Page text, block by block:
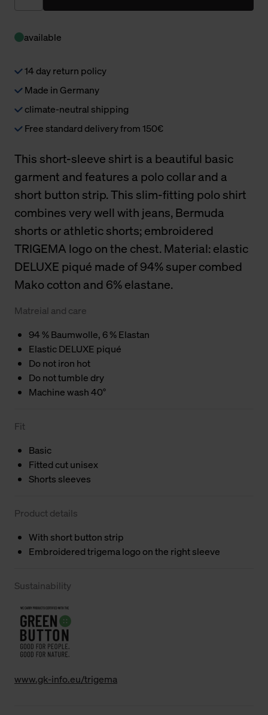
available
14 day return policy
Made in Germany
climate-neutral shipping
Free standard delivery from 150€
This short-sleeve shirt is a beautiful basic
garment and features a polo collar and a
short button strip. This slim-fitting polo shirt
combines very well with jeans, Bermuda
shorts or athletic shorts; embroidered
TRIGEMA logo on the chest. Material: elastic
DELUXE piqué made of 94% super combed
Mako cotton and 6% elastane.
Matreial and care
94 % Baumwolle, 6 % Elastan
Elastic DELUXE piqué
Do not iron hot
Do not tumble dry
Machine wash 40°
Fit
Basic
Fitted cut unisex
Shorts sleeves
Product details
With short button strip
Embroidered trigema logo on the right sleeve
Sustainability
www.gk-info.eu/trigema